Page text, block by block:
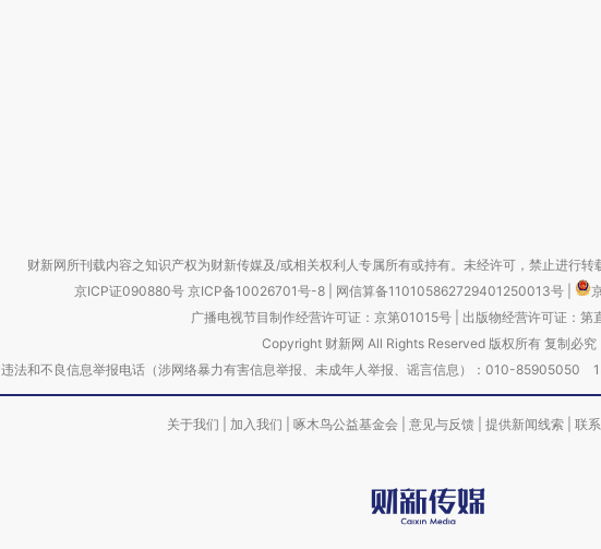
财新网所刊载内容之知识产权为财新传媒及/或相关权利人专属所有或持有。未经许可，禁止进行转
京ICP证090880号 京ICP备10026701号-8 网信算备110105862729401250013号
广播电视节目制作经营许可证：京第01015号| 出版物经营许可证：第
Copyright 财新网 All Rights Reserved 版权所有 复制必究
违法和不良信息举报电话（涉网络暴力有害信息举报、未成年人举报、谣言信息）：010-85905050
关于我们 加入我们 啄木鸟公益基金会 意见与反馈 提供新闻线索 联